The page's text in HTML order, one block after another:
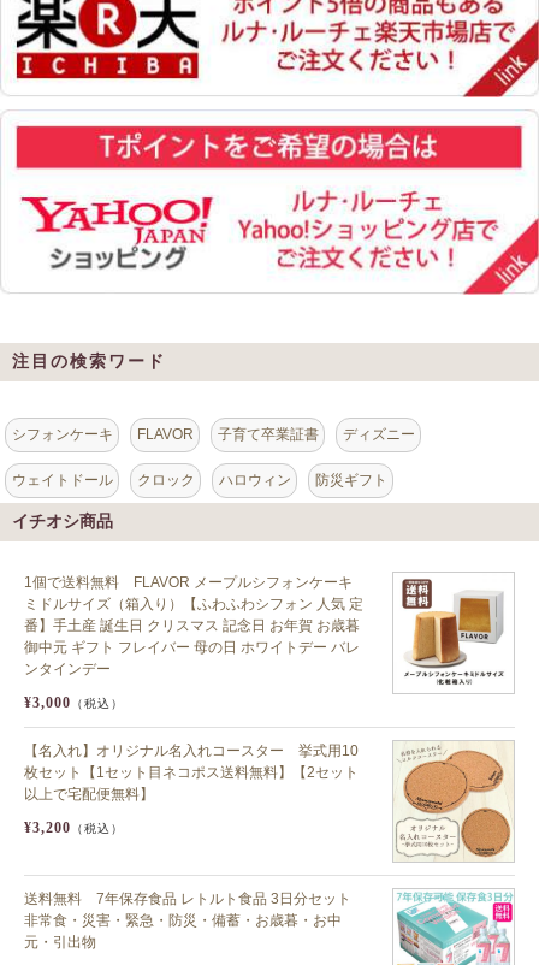
注目の検索ワード
シフォンケーキ FLAVOR 子育て卒業証書 ディズニー
ウェイトドール クロック ハロウィン 防災ギフト
イチオシ商品
1個で送料無料 FLAVOR メープルシフォンケーキ
ミドルサイズ（箱入り）【ふわふわシフォン 人気 定
番】手土産 誕生日 クリスマス 記念日 お年賀 お歳暮
御中元 ギフト フレイバー 母の日 ホワイトデー バレ
ンタインデー
¥3,000 （税込）
【名入れ】オリジナル名入れコースター 挙式用10
枚セット【1セット目ネコポス送料無料】【2セット
以上で宅配便無料】
¥3,200 （税込）
送料無料 7年保存食品 レトルト食品 3日分セット
非常食・災害・緊急・防災・備蓄・お歳暮・お中
元・引出物